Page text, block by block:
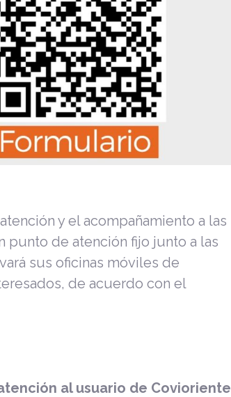
y el acompañamiento a las
punto de atención fijo junto a las
sus oficinas móviles de
de acuerdo con el
al usuario de Covioriente